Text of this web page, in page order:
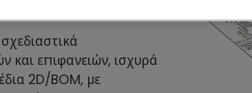
και επιφανειών, ισχυρά
2D/BOM, με